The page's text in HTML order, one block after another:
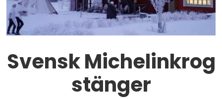
Svensk Michelinkrog
stänger